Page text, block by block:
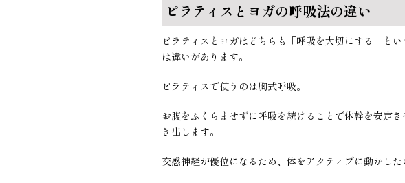
ピラティスとヨガの呼吸法の違い
ピラティスとヨガはどちらも「呼吸を大切にする」と
は違いがあります。
ピラティスで使うのは胸式呼吸。
お腹をふくらませずに呼吸を続けることで体幹を安定
き出します。
交感神経が優位になるため、体をアクティブに動かした